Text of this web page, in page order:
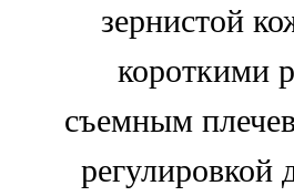
зернистой
короткими
съемным